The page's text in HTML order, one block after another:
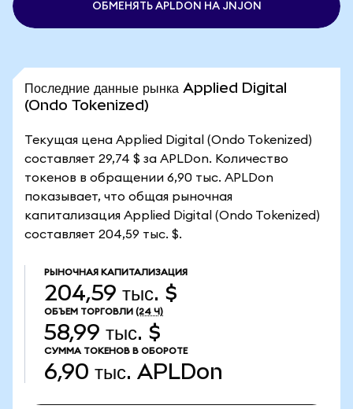
ОБМЕНЯТЬ APLDON НА JNJON
Последние данные рынка Applied Digital
(Ondo Tokenized)
Текущая цена Applied Digital (Ondo Tokenized)
составляет 29,74 $ за APLDon. Количество
токенов в обращении 6,90 тыс. APLDon
показывает, что общая рыночная
капитализация Applied Digital (Ondo Tokenized)
составляет 204,59 тыс. $.
РЫНОЧНАЯ КАПИТАЛИЗАЦИЯ
204,59 тыс. $
ОБЪЕМ ТОРГОВЛИ (24 Ч)
58,99 тыс. $
СУММА ТОКЕНОВ В ОБОРОТЕ
6,90 тыс. APLDon